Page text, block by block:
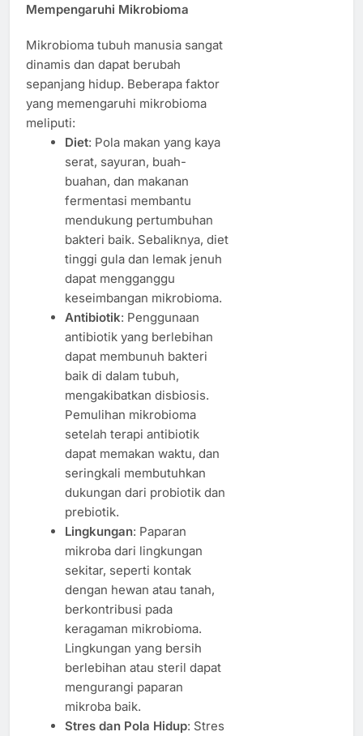
Mempengaruhi Mikrobioma
Mikrobioma tubuh manusia sangat
dinamis dan dapat berubah
sepanjang hidup. Beberapa faktor
yang memengaruhi mikrobioma
meliputi:
Diet: Pola makan yang kaya
serat, sayuran, buah-
buahan, dan makanan
fermentasi membantu
mendukung pertumbuhan
bakteri baik. Sebaliknya, diet
tinggi gula dan lemak jenuh
dapat mengganggu
keseimbangan mikrobioma.
Antibiotik: Penggunaan
antibiotik yang berlebihan
dapat membunuh bakteri
baik di dalam tubuh,
mengakibatkan disbiosis.
Pemulihan mikrobioma
setelah terapi antibiotik
dapat memakan waktu, dan
seringkali membutuhkan
dukungan dari probiotik dan
prebiotik.
Lingkungan: Paparan
mikroba dari lingkungan
sekitar, seperti kontak
dengan hewan atau tanah,
berkontribusi pada
keragaman mikrobioma.
Lingkungan yang bersih
berlebihan atau steril dapat
mengurangi paparan
mikroba baik.
Stres dan Pola Hidup: Stres